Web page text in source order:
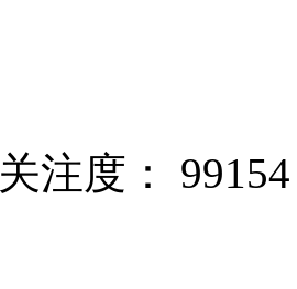
关注度： 99154